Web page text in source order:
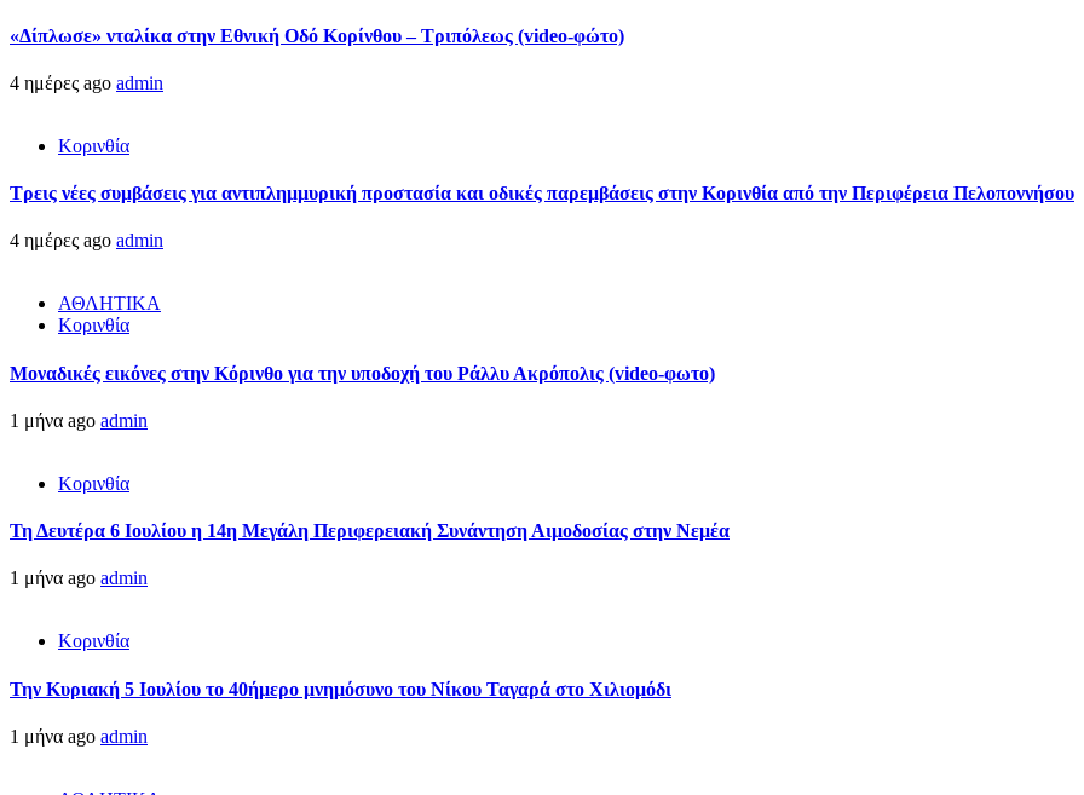
«Δίπλωσε» νταλίκα στην Εθνική Oδό Κορίνθου – Τριπόλεως (video-φώτο)
4 ημέρες ago admin
Κορινθία
Τρεις νέες συμβάσεις για αντιπλημμυρική προστασία και οδικές παρεμβάσεις στην Κορινθία από την Περιφέρεια Πελοποννήσου
4 ημέρες ago admin
ΑΘΛΗΤΙΚΑ
Κορινθία
Μοναδικές εικόνες στην Κόρινθο για την υποδοχή του Ράλλυ Ακρόπολις (video-φωτο)
1 μήνα ago admin
Κορινθία
Τη Δευτέρα 6 Ιουλίου η 14η Μεγάλη Περιφερειακή Συνάντηση Αιμοδοσίας στην Νεμέα
1 μήνα ago admin
Κορινθία
Την Κυριακή 5 Ιουλίου το 40ήμερο μνημόσυνο του Νίκου Ταγαρά στο Χιλιομόδι
1 μήνα ago admin